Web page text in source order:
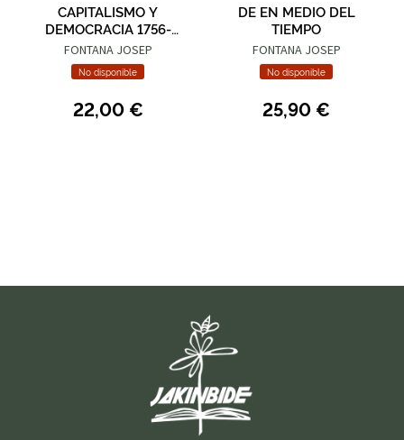
CAPITALISMO Y
DEMOCRACIA 1756-
1848
FONTANA JOSEP
No disponible
22,00 €
DE EN MEDIO DEL
TIEMPO
FONTANA JOSEP
No disponible
25,90 €